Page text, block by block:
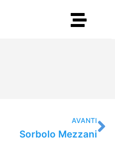
AVANTI
Sorbolo Mezzani